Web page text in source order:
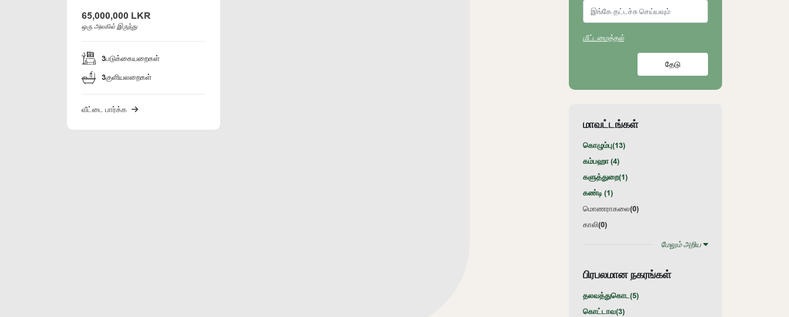
65,000,000 LKR
ஒரு அலகில் இருந்து
3படுக்கையறைகள்
3குளியலறைகள்
வீட்டை பார்க்க
மீட்டமைத்தல்
தேடு
மாவட்டங்கள்
கொழும்பு(13)
கம்பஹா (4)
களுத்துறை(1)
கண்டி (1)
மொணராகலை(0)
காலி(0)
மேலும் அறிய
பிரபலமான நகரங்கள்
தலவத்துகொட(5)
கொட்டாவ(3)